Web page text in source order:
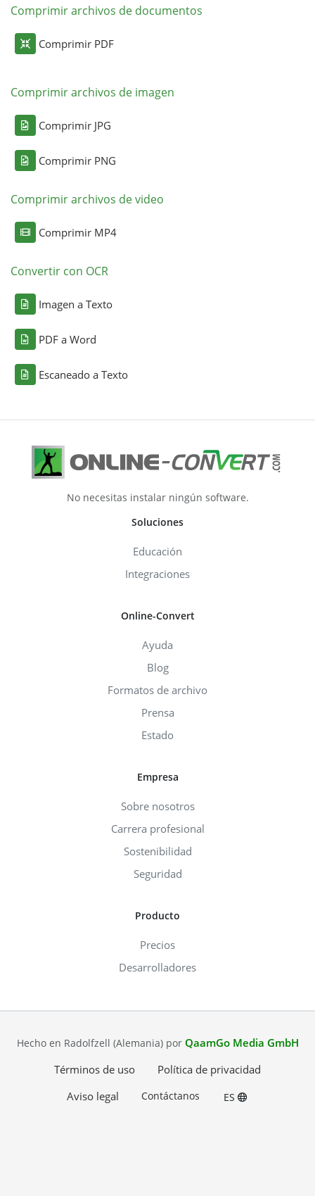
Comprimir archivos de documentos
Comprimir PDF
Comprimir archivos de imagen
Comprimir JPG
Comprimir PNG
Comprimir archivos de video
Comprimir MP4
Convertir con OCR
Imagen a Texto
PDF a Word
Escaneado a Texto
No necesitas instalar ningún software.
Soluciones
Educación
Integraciones
Online-Convert
Ayuda
Blog
Formatos de archivo
Prensa
Estado
Empresa
Sobre nosotros
Carrera profesional
Sostenibilidad
Seguridad
Producto
Precios
Desarrolladores
Hecho en Radolfzell (Alemania) por QaamGo Media GmbH
Términos de uso
Política de privacidad
Aviso legal
Contáctanos ES